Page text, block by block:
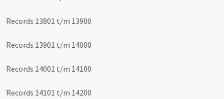
Records 13801 t/m 13900
Records 13901 t/m 14000
Records 14001 t/m 14100
Records 14101 t/m 14200